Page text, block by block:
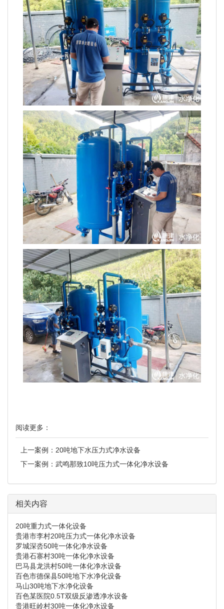
阅读更多：
上一案例： 20吨地下水压力式净水设备
下一案例： 武鸣那致10吨压力式一体化净水设备
相关内容
20吨重力式一体化设备
贵港市李村20吨压力式一体化净水设备
罗城深呇50吨一体化净水设备
贵港石寨村30吨一体化净水设备
巴马县龙洪村50吨一体化净水设备
百色市德保县50吨地下水净化设备
马山30吨地下水净化设备
百色某医院0.5T双级反渗透净水设备
贵港旺岭村30吨一体化净水设备